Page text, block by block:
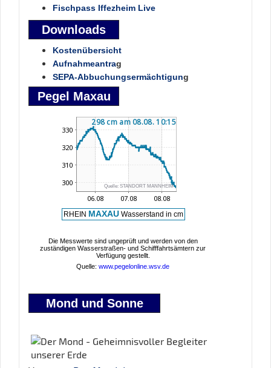
Fischpass Iffezheim Live
Downloads
Kostenübersicht
Aufnahmeantrag
SEPA-Abbuchungsermächtigung
Pegel Maxau
Mond und Sonne